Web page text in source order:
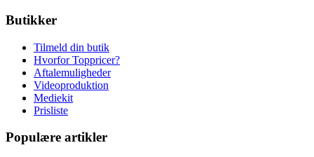
Butikker
Tilmeld din butik
Hvorfor Toppricer?
Aftalemuligheder
Videoproduktion
Mediekit
Prisliste
Populære artikler